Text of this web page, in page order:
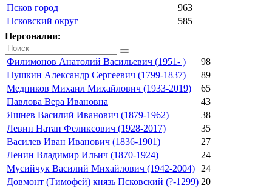
Псков город
963
Псковский округ
585
Персоналии:
Филимонов Анатолий Васильевич (1951- )
98
Пушкин Александр Сергеевич (1799-1837)
89
Медников Михаил Михайлович (1933-2019)
65
Павлова Вера Ивановна
43
Яшнев Василий Иванович (1879-1962)
38
Левин Натан Феликсович (1928-2017)
35
Василев Иван Иванович (1836-1901)
27
Ленин Владимир Ильич (1870-1924)
24
Мусийчук Василий Михайлович (1942-2004)
24
Довмонт (Тимофей) князь Псковский (?-1299) 20